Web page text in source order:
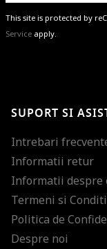
This site is protected by
Service apply.
SUPORT SI
Intrebari
Informatii retur
Informatii despre
Termeni si
Politica de
Despre noi